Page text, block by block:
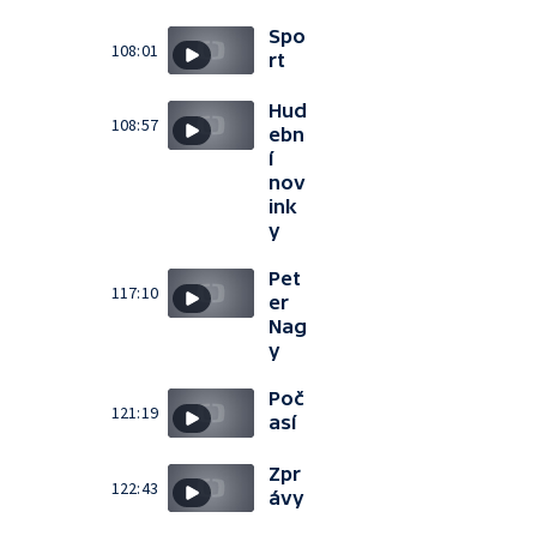
108:01
Spo
rt
108:57
Hud
ebn
í
nov
ink
y
117:10
Pet
er
Nag
y
121:19
Poč
así
122:43
Zpr
ávy